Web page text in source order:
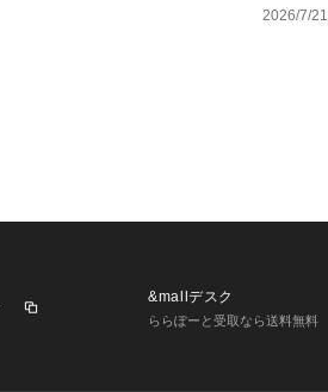
2026/7/21
&mallデスク
ららぽーと受取なら送料無料